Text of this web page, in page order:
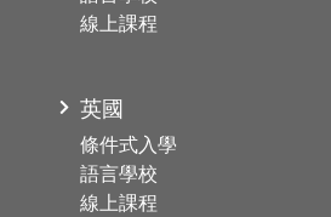
線上課程
英國
條件式入學
語言學校
線上課程